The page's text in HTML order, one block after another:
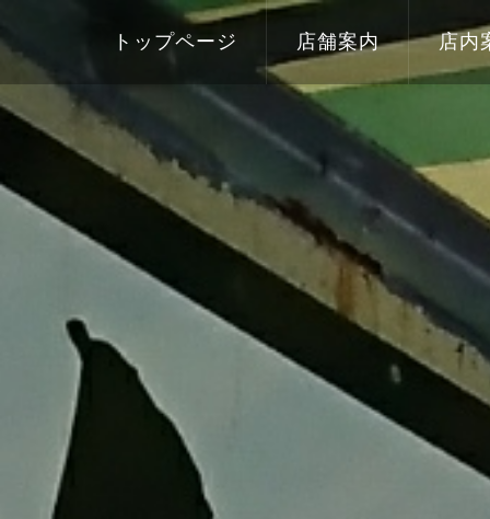
トップページ 店舗案内 店内